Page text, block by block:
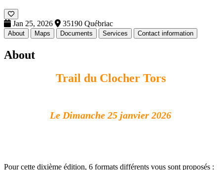
Jan 25, 2026 35190 Québriac
About Maps Documents Services Contact information
About
Trail du Clocher Tors
Le Dimanche 25 janvier 2026
Pour cette dixième édition, 6 formats différents vous sont proposés :